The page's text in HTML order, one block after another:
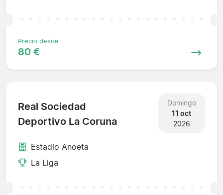
Precio desde
80 €
Real Sociedad
Deportivo La Coruna
Domingo
11 oct
2026
Estadio Anoeta
La Liga